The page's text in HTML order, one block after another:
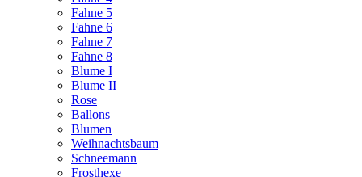
Fahne 5
Fahne 6
Fahne 7
Fahne 8
Blume I
Blume II
Rose
Ballons
Blumen
Weihnachtsbaum
Schneemann
Frosthexe